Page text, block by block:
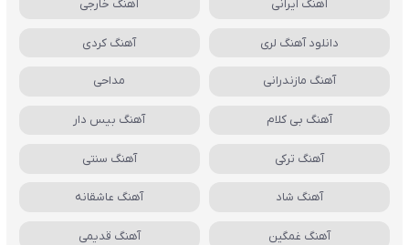
آهنگ ایرانی آهنگ خارجی
دانلود آهنگ لری آهنگ کردی
آهنگ مازندرانی مداحی
آهنگ بی کلام آهنگ بیس دار
آهنگ ترکی آهنگ سنتی
آهنگ شاد آهنگ عاشقانه
آهنگ غمگین آهنگ قدیمی